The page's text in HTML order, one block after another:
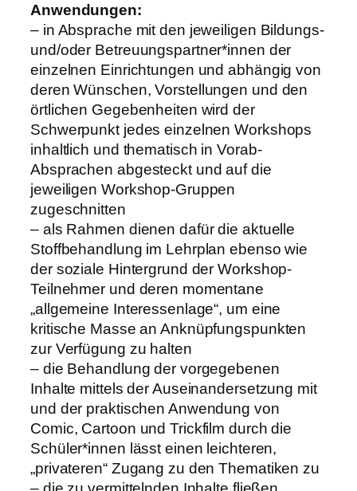
Anwendungen:
– in Absprache mit den jeweiligen Bildungs-
und/oder Betreuungspartner*innen der
einzelnen Einrichtungen und abhängig von
deren Wünschen, Vorstellungen und den
örtlichen Gegebenheiten wird der
Schwerpunkt jedes einzelnen Workshops
inhaltlich und thematisch in Vorab-
Absprachen abgesteckt und auf die
jeweiligen Workshop-Gruppen
zugeschnitten
– als Rahmen dienen dafür die aktuelle
Stoffbehandlung im Lehrplan ebenso wie
der soziale Hintergrund der Workshop-
Teilnehmer und deren momentane
„allgemeine Interessenlage“, um eine
kritische Masse an Anknüpfungspunkten
zur Verfügung zu halten
– die Behandlung der vorgegebenen
Inhalte mittels der Auseinandersetzung mit
und der praktischen Anwendung von
Comic, Cartoon und Trickfilm durch die
Schüler*innen lässt einen leichteren,
„privateren“ Zugang zu den Thematiken zu